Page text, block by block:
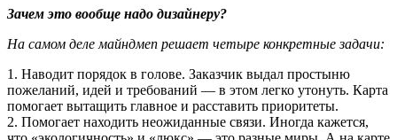
Зачем это вообще надо дизайнеру?
На самом деле майндмеп решает четыре конкретные задачи:
1. Наводит порядок в голове. Заказчик выдал простыню
пожеланий, идей и требований — в этом легко утонуть. Карта
помогает вытащить главное и расставить приоритеты.
2. Помогает находить неожиданные связи. Иногда кажется,